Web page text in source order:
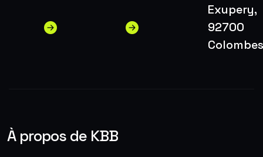
Exupery,
92700
Colombes
À propos de KBB